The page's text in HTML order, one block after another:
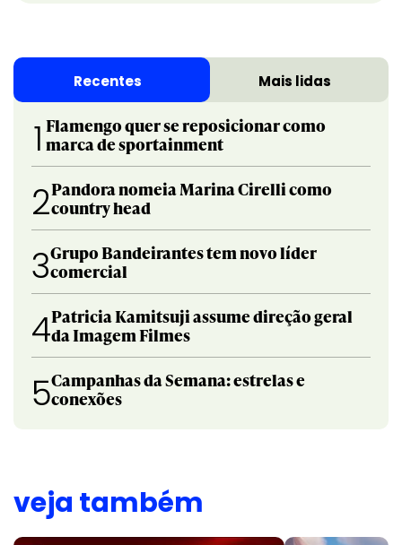
Recentes Mais lidas
1 Flamengo quer se reposicionar como
marca de sportainment
2Pandora nomeia Marina Cirelli como
country head
3Grupo Bandeirantes tem novo líder
comercial
4Patricia Kamitsuji assume direção geral
da Imagem Filmes
5Campanhas da Semana: estrelas e
conexões
veja também